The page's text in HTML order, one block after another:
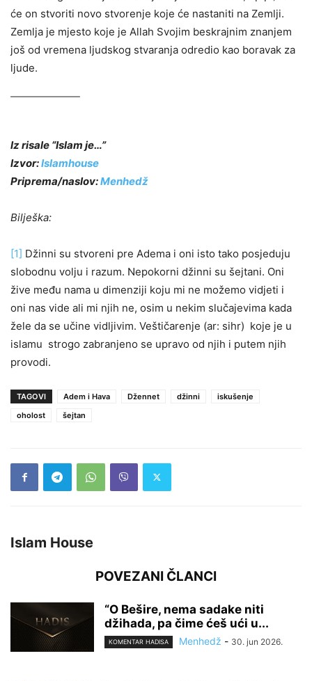
će on stvoriti novo stvorenje koje će nastaniti na Zemlji.
Zemlja je mjesto koje je Allah Svojim beskrajnim znanjem
još od vremena ljudskog stvaranja odredio kao boravak za
ljude.
Iz risale “Islam je…”
Izvor:Islamhouse
Priprema/naslov:Menhedž
Bilješka:
[1] Džinni su stvoreni pre Adema i oni isto tako posjeduju
slobodnu volju i razum. Nepokorni džinni su šejtani. Oni
žive među nama u dimenziji koju mi ne možemo vidjeti i
oni nas vide ali mi njih ne, osim u nekim slučajevima kada
žele da se učine vidljivim. Veštičarenje (ar: sihr) koje je u
islamu strogo zabranjeno se upravo od njih i putem njih
provodi.
TAGOVI Adem i Hava Džennet džinni
iskušenje
oholost
šejtan
Islam House
POVEZANI ČLANCI
“O Bešire, nema sadake niti
džihada, pa čime ćeš ući u...
KOMENTAR HADISA Menhedž - 30. jun 2026.